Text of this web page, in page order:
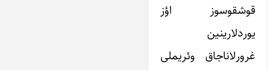
قوشقوسوز اؤز
یوردلارینین
غرورلاناجاق وئریملی